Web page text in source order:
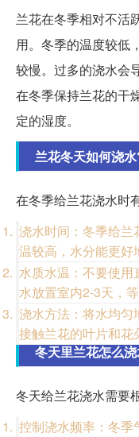
兰花在冬季相对不活
用。冬季的温度较低
较慢。过多的浇水会
在冬季保持兰花的干
定的湿度。
兰花冬天如何浇
在冬季给兰花浇水时
浇水时间：冬季给
温较高，水分能更好
水质水温：不要使
水放置室内2-3天，
浇水方法：将水均
接触兰花的叶片和花
冬天里兰花怎么
冬天给兰花浇水需要
控制浇水频率：冬季